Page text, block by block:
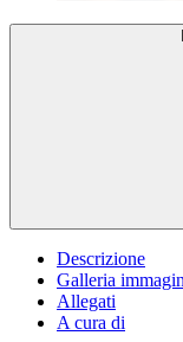
Descrizione
Galleria
Allegati
A cura di